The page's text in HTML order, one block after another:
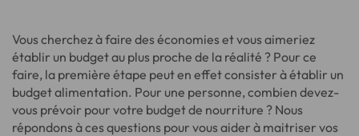
Vous cherchez à faire des économies et vous aimeriez
établir un budget au plus proche de la réalité ? Pour ce
faire, la première étape peut en effet consister à établir un
budget alimentation. Pour une personne, combien devez-
vous prévoir pour votre budget de nourriture ? Nous
répondons à ces questions pour vous aider à maitriser vos